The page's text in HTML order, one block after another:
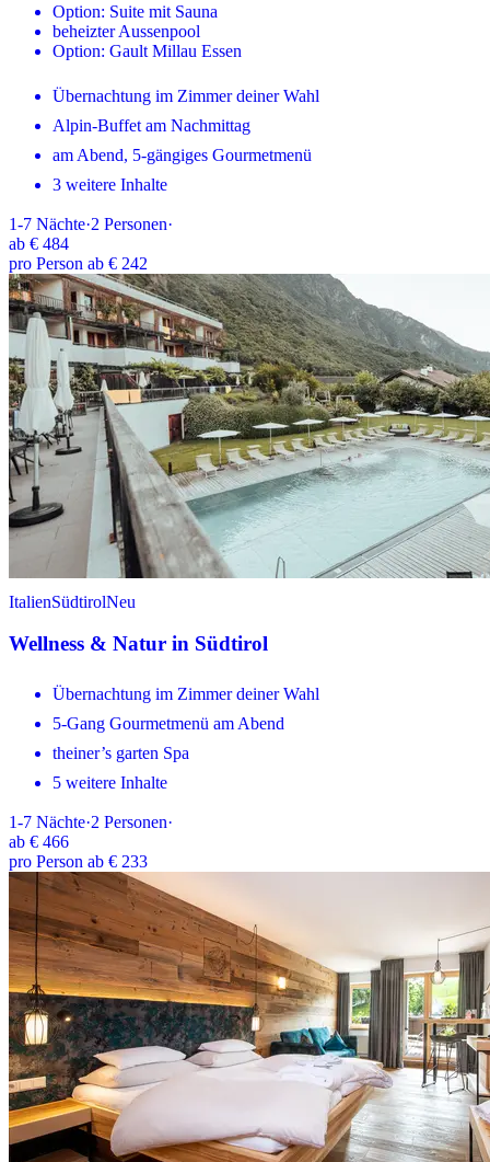
Option: Suite mit Sauna
beheizter Aussenpool
Option: Gault Millau Essen
Übernachtung im Zimmer deiner Wahl
Alpin-Buffet am Nachmittag
am Abend, 5-gängiges Gourmetmenü
3 weitere Inhalte
1-7 Nächte·2 Personen·
ab € 484
pro Person ab € 242
ItalienSüdtirolNeu
Wellness & Natur in Südtirol
Übernachtung im Zimmer deiner Wahl
5-Gang Gourmetmenü am Abend
theiner’s garten Spa
5 weitere Inhalte
1-7 Nächte·2 Personen·
ab € 466
pro Person ab € 233